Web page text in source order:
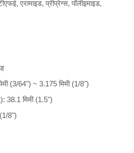
एरामाइड, प्रीप्रेग्स, पॉलीइमाइड,
(3/64") ~ 3.175 मिमी (1/8")
38.1 मिमी (1.5")
8")